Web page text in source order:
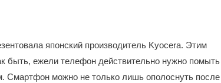
японский производитель Kyocera. Этим
быть, ежели телефон действительно нужно помыть
Смартфон можно не только лишь ополоснуть после